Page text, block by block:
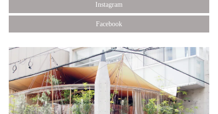
Instagram
Facebook